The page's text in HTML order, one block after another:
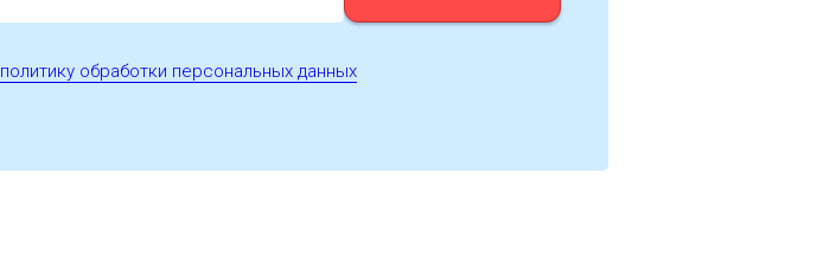
политику обработки персональных данных